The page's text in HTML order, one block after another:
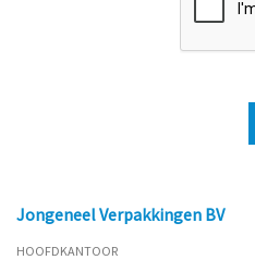
Jongeneel Verpakkingen BV
HOOFDKANTOOR